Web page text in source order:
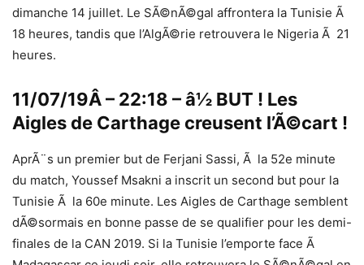
dimanche 14 juillet. Le SÃ©nÃ©gal affrontera la Tunisie Ã
18 heures, tandis que l’AlgÃ©rie retrouvera le Nigeria Ã 21
heures.
11/07/19Â – 22:18 – â½ BUT ! Les
Aigles de Carthage creusent l’Ã©cart !
AprÃ¨s un premier but de Ferjani Sassi, Ã la 52e minute
du match, Youssef Msakni a inscrit un second but pour la
Tunisie Ã la 60e minute. Les Aigles de Carthage semblent
dÃ©sormais en bonne passe de se qualifier pour les demi-
finales de la CAN 2019. Si la Tunisie l’emporte face Ã